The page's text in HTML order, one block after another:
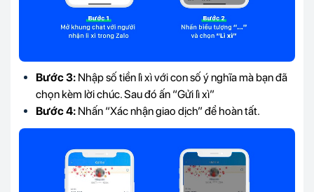
Bước 3: Nhập số tiền lì xì với con số ý nghĩa mà bạn đã
chọn kèm lời chúc. Sau đó ấn “Gửi lì xì”
Bước 4: Nhấn “Xác nhận giao dịch” để hoàn tất.